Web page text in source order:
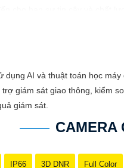
trải nghiệm sự ổn định và
AI và thuật toán học
giám sát giao thông, kiểm
giám sát.
CAMERA
IP66 3D DNR Full Color